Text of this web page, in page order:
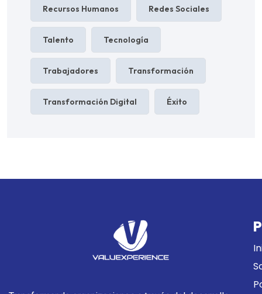
Recursos Humanos Redes Sociales
Talento Tecnología
Trabajadores Transformación
Transformación Digital Éxito